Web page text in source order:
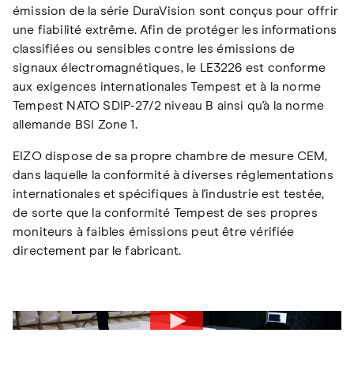
émission de la série DuraVision sont conçus pour offrir
une fiabilité extrême. Afin de protéger les informations
classifiées ou sensibles contre les émissions de
signaux électromagnétiques, le LE3226 est conforme
aux exigences internationales Tempest et à la norme
Tempest NATO SDIP-27/2 niveau B ainsi qu'à la norme
allemande BSI Zone 1.
EIZO dispose de sa propre chambre de mesure CEM,
dans laquelle la conformité à diverses réglementations
internationales et spécifiques à l'industrie est testée,
de sorte que la conformité Tempest de ses propres
moniteurs à faibles émissions peut être vérifiée
directement par le fabricant.